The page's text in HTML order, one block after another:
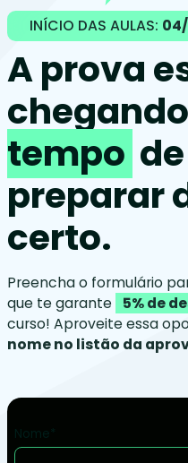
INÍCIO DAS AULAS:
A prova
tempo
preparar
certo.
Preencha o formulário
que te garante 5% de
curso! Aproveite essa
nome no listão da
Nome*